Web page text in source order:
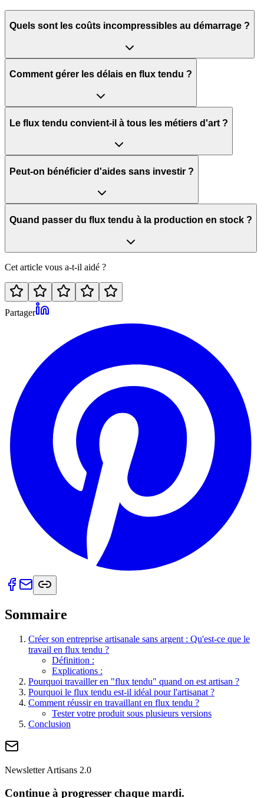
Quels sont les coûts incompressibles au démarrage ?
Comment gérer les délais en flux tendu ?
Le flux tendu convient-il à tous les métiers d'art ?
Peut-on bénéficier d'aides sans investir ?
Quand passer du flux tendu à la production en stock ?
Cet article vous a-t-il aidé ?
Partager
Sommaire
Créer son entreprise artisanale sans argent : Qu'est-ce que le
travail en flux tendu ?
Définition :
Explications :
Pourquoi travailler en "flux tendu" quand on est artisan ?
Pourquoi le flux tendu est-il idéal pour l'artisanat ?
Comment réussir en travaillant en flux tendu ?
Tester votre produit sous plusieurs versions
Conclusion
Newsletter Artisans 2.0
Continue à progresser chaque mardi.